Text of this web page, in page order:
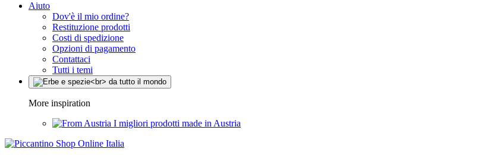
Aiuto
Dov'è il mio ordine?
Restituzione prodotti
Costi di spedizione
Opzioni di pagamento
Contattaci
Tutti i temi
More inspiration
I migliori prodotti made in Austria